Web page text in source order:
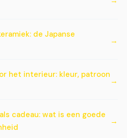
de Japanse
het interieur: kleur, patroon
cadeau: wat is een goede